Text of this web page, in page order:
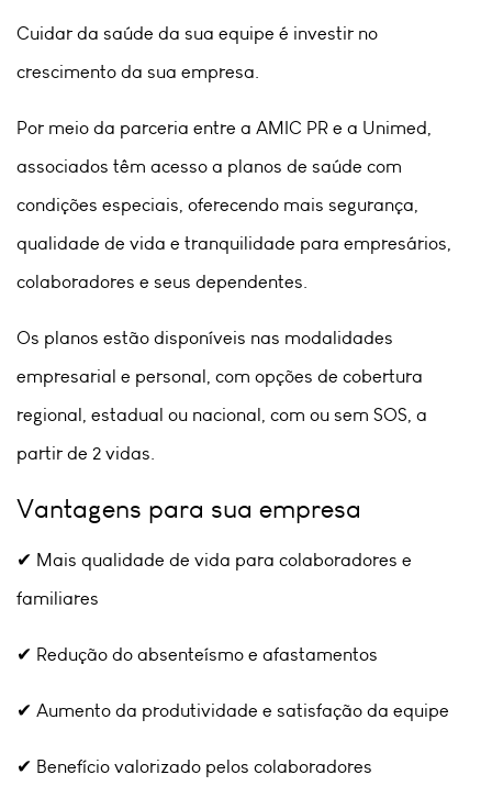
Cuidar da saúde da sua equipe é investir no
crescimento da sua empresa.
Por meio da parceria entre a AMIC PR e a Unimed,
associados têm acesso a planos de saúde com
condições especiais, oferecendo mais segurança,
qualidade de vida e tranquilidade para empresários,
colaboradores e seus dependentes.
Os planos estão disponíveis nas modalidades
empresarial e personal, com opções de cobertura
regional, estadual ou nacional, com ou sem SOS, a
partir de 2 vidas.
Vantagens para sua empresa
✔ Mais qualidade de vida para colaboradores e
familiares
✔ Redução do absenteísmo e afastamentos
✔ Aumento da produtividade e satisfação da equipe
✔ Benefício valorizado pelos colaboradores